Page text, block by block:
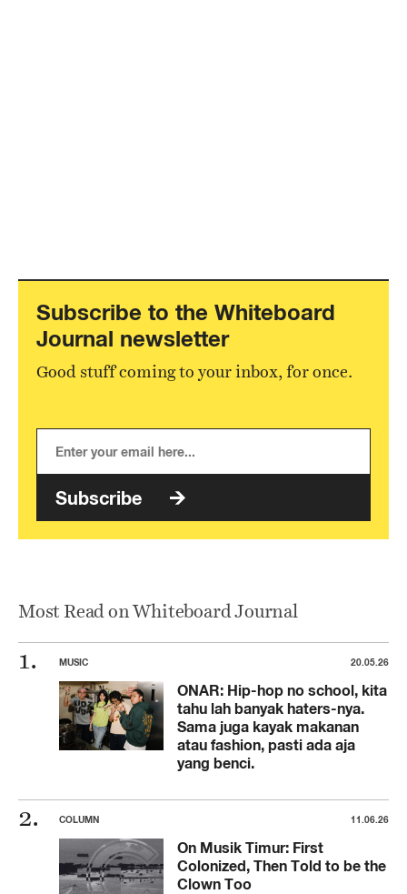
Subscribe to the Whiteboard
Journal newsletter
Good stuff coming to your inbox, for once.
Subscribe
Most Read on Whiteboard Journal
MUSIC 20.05.26
ONAR: Hip-hop no school, kita
tahu lah banyak haters-nya.
Sama juga kayak makanan
atau fashion, pasti ada aja
yang benci.
COLUMN 11.06.26
On Musik Timur: First
Colonized, Then Told to be the
Clown Too